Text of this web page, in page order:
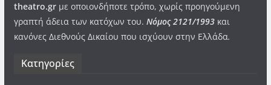
theatro.grμε οποιονδήποτε τρόπο, χωρίς προηγούμενη
γραπτή άδεια των κατόχων του. Νόμος 2121/1993και
κανόνες Διεθνούς Δικαίου που ισχύουν στην Ελλάδα.
Kατηγορίες